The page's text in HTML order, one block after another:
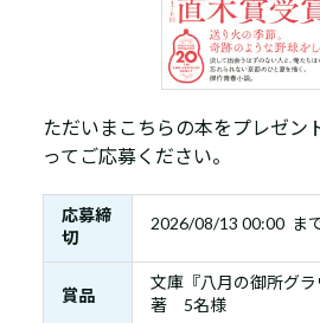
ただいまこちらの本をプレゼン
ってご応募ください。
応募締
切
2026/08/13 00:00 ま
賞品
文庫『八月の御所グラ
著 5名様